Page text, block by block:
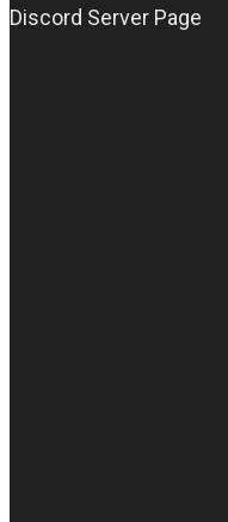
Discord Server Page